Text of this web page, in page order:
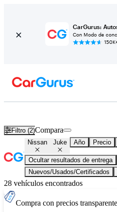
CarGurus:
Con Modo de
Filtro (2)Compara
Nissan Juke Año Precio
Ocultar resultados de entrega
Nuevos/Usados/Certificados
28 vehículos encontrados
Compra con precios